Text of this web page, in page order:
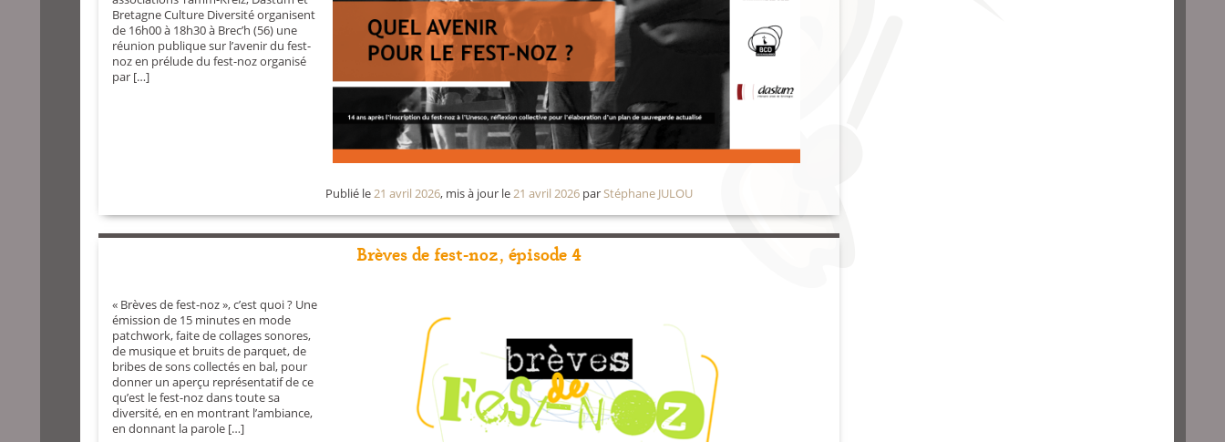
Bretagne Culture Diversité organisent
de 16h00 à 18h30 à Brec’h (56) une
réunion publique sur l’avenir du fest-
noz en prélude du fest-noz organisé
par […]
Publié le21 avril 2026, mis à jour le21 avril 2026 parStéphane JULOU
Brèves de fest-noz, épisode 4
« Brèves de fest-noz », c’est quoi ? Une
émission de 15 minutes en mode
patchwork, faite de collages sonores,
de musique et bruits de parquet, de
bribes de sons collectés en bal, pour
donner un aperçu représentatif de ce
qu’est le fest-noz dans toute sa
diversité, en en montrant l’ambiance,
en donnant la parole […]